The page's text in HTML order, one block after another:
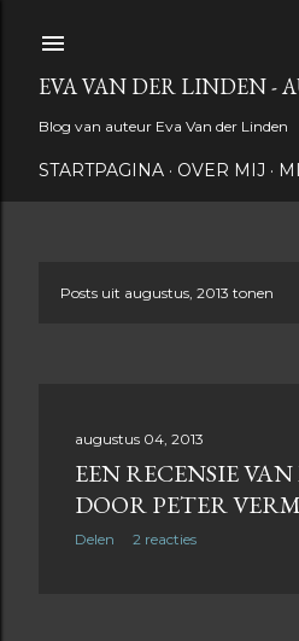
EVA VAN DER LINDEN -
Blog van auteur Eva Van der Linden
STARTPAGINA OVER MIJ
Posts uit augustus, 2013 tonen
augustus 04, 2013
EEN RECENSIE
DOOR PETER
Delen 2 reacties